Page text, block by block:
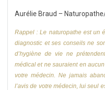
Aurélie Braud –
Rappel : Le naturopathe est un
diagnostic et ses conseils ne
d’hygiène de vie ne
médical et ne sauraient en
votre médecin. Ne jamais
l’avis de votre médecin, lui seul